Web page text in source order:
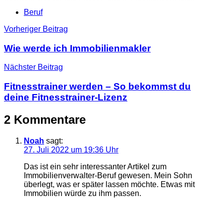
Beruf
Beitragsnavigation
Vorheriger Beitrag
Wie werde ich Immobilienmakler
Nächster Beitrag
Fitnesstrainer werden – So bekommst du
deine Fitnesstrainer-Lizenz
2 Kommentare
Noah sagt:
27. Juli 2022 um 19:36 Uhr
Das ist ein sehr interessanter Artikel zum
Immobilienverwalter-Beruf gewesen. Mein Sohn
überlegt, was er später lassen möchte. Etwas mit
Immobilien würde zu ihm passen.